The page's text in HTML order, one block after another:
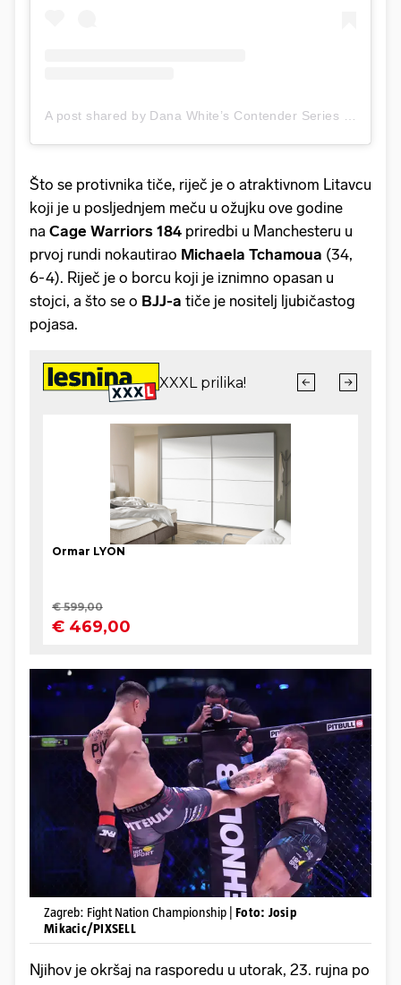
A post shared by Dana White’s Contender Series (@dwcs)
Što se protivnika tiče, riječ je o atraktivnom Litavcu
koji je u posljednjem meču u ožujku ove godine
na Cage Warriors 184 priredbi u Manchesteru u
prvoj rundi nokautirao Michaela Tchamoua (34,
6-4). Riječ je o borcu koji je iznimno opasan u
stojci, a što se o BJJ-a tiče je nositelj ljubičastog
pojasa.
Zagreb: Fight Nation Championship | Foto: Josip
Mikacic/PIXSELL
Njihov je okršaj na rasporedu u utorak, 23. rujna po